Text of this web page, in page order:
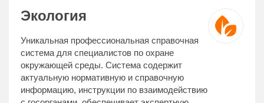
Экология
Уникальная профессиональная справочная
система для специалистов по охране
окружающей среды. Система содержит
актуальную нормативную и справочную
информацию, инструкции по взаимодействию